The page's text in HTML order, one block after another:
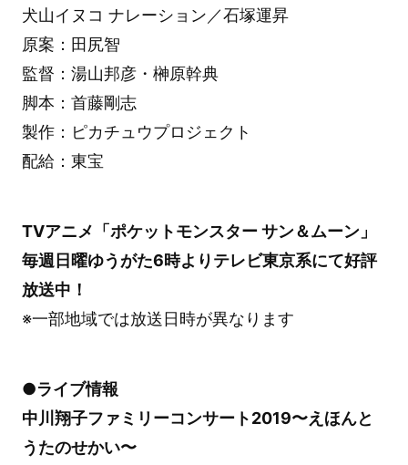
犬山イヌコ ナレーション／石塚運昇
原案：田尻智
監督：湯山邦彦・榊原幹典
脚本：首藤剛志
製作：ピカチュウプロジェクト
配給：東宝
TVアニメ「ポケットモンスター サン＆ムーン」
毎週日曜ゆうがた6時よりテレビ東京系にて好評
放送中！
※一部地域では放送日時が異なります
●ライブ情報
中川翔子ファミリーコンサート2019〜えほんと
うたのせかい〜